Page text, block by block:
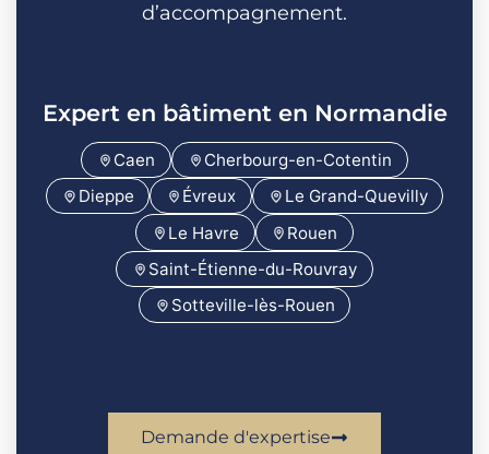
d’accompagnement.
Expert en bâtiment en Normandie
Caen
Cherbourg-en-Cotentin
Dieppe
Évreux
Le Grand-Quevilly
Le Havre
Rouen
Saint-Étienne-du-Rouvray
Sotteville-lès-Rouen
Demande d'expertise